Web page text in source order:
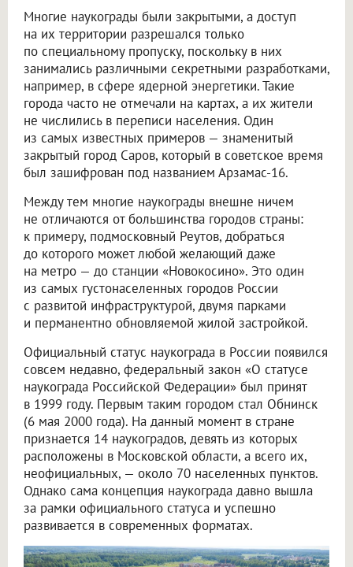
Многие наукограды были закрытыми, а доступ
на их территории разрешался только
по специальному пропуску, поскольку в них
занимались различными секретными разработками,
например, в сфере ядерной энергетики. Такие
города часто не отмечали на картах, а их жители
не числились в переписи населения. Один
из самых известных примеров — знаменитый
закрытый город Саров, который в советское время
был зашифрован под названием Арзамас-16.
Между тем многие наукограды внешне ничем
не отличаются от большинства городов страны:
к примеру, подмосковный Реутов, добраться
до которого может любой желающий даже
на метро — до станции «Новокосино». Это один
из самых густонаселенных городов России
с развитой инфраструктурой, двумя парками
и перманентно обновляемой жилой застройкой.
Официальный статус наукограда в России появился
совсем недавно, федеральный закон «О статусе
наукограда Российской Федерации» был принят
в 1999 году. Первым таким городом стал Обнинск
(6 мая 2000 года). На данный момент в стране
признается 14 наукоградов, девять из которых
расположены в Московской области, а всего их,
неофициальных, — около 70 населенных пунктов.
Однако сама концепция наукограда давно вышла
за рамки официального статуса и успешно
развивается в современных форматах.